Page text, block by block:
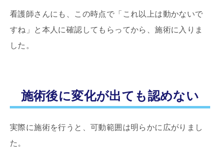
看護師さんにも、この時点で「これ以上は動かないで
すね」と本人に確認してもらってから、施術に入りま
した。
施術後に変化が出ても認めない
実際に施術を行うと、可動範囲は明らかに広がりまし
た。